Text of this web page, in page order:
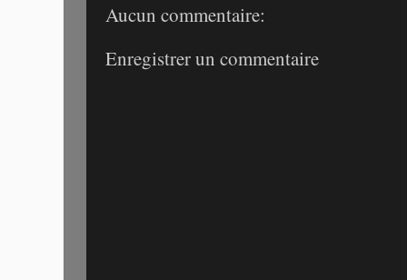
Aucun commentaire:
Enregistrer un commentaire